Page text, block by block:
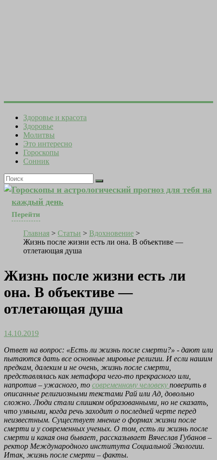
Здоровье и красота
Здоровье
Молитвы
Это интересно
Гороскопы
Сонник
Гороскопы и астрологический прогноз для тебя на
каждый день
Перейти
Главная > Статьи > Вдохновение >
Жизнь после жизни есть ли она. В объективе —
отлетающая душа
Жизнь после жизни есть ли
она. В объективе —
отлетающая душа
14.10.2019
Ответ на вопрос: «Есть ли жизнь после смерти?» - дают или
пытаются дать все основные мировые религии. И если нашим
предкам, далеким и не очень, жизнь после смерти,
представлялась как метафора чего-то прекрасного или,
напротив – ужасного, то современному человеку поверить в
описанные религиозными текстами Рай или Ад, довольно
сложно. Люди стали слишком образованными, но не сказать,
что умными, когда речь заходит о последней черте перед
неизвестным. Существует мнение о формах жизни после
смерти и у современных ученых. О том, есть ли жизнь после
смерти и какая она бывает, рассказывает Вячеслав Губанов –
ректор Международного института Социальной Экологии.
Итак, жизнь после смерти – факты.